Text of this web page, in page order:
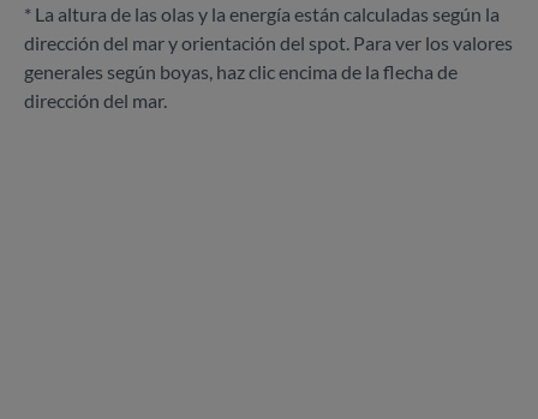
* La altura de las olas y la energía están calculadas según la
dirección del mar y orientación del spot. Para ver los valores
generales según boyas, haz clic encima de la flecha de
dirección del mar.